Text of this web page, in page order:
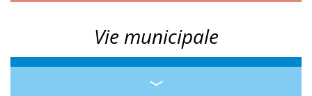
Vie municipale